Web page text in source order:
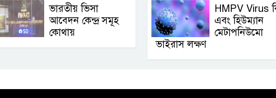
ভারতীয় ভিসা
আবেদন কেন্দ্র সমূহ
কোথায়
HMPV Virus
এবং হিউম্যান
মেটাপনিউমো
ভাইরাস লক্ষণ